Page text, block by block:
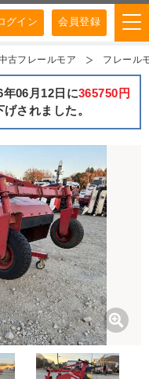
グイン 会員登録
古フレールモア フレール
06月12日に365750円
げされました。